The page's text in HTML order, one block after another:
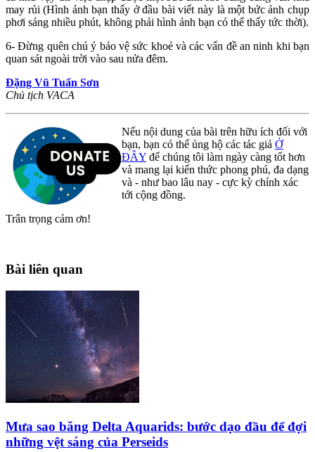
may rủi (Hình ảnh bạn thấy ở đầu bài viết này là một bức ảnh chụp
phơi sáng nhiều phút, không phải hình ảnh bạn có thể thấy tức thời).
6- Đừng quên chú ý bảo vệ sức khoẻ và các vấn đề an ninh khi bạn
quan sát ngoài trời vào sau nửa đêm.
Đặng Vũ Tuấn Sơn
Chủ tịch VACA
Nếu nội dung của bài trên hữu ích đối với
bạn, bạn có thể ủng hộ các tác giả Ở
ĐÂY để chúng tôi làm ngày càng tốt hơn
và mang lại kiến thức phong phú, đa dạng
và - như bao lâu nay - cực kỳ chính xác
tới cộng đồng.
Trân trọng cám ơn!
Bài liên quan
Mưa sao băng Delta Aquarids: bước dạo đầu để đợi
những vệt sáng của Perseids